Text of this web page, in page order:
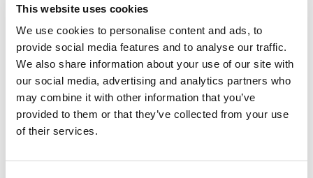
This website uses cookies
We use cookies to personalise content and ads, to
provide social media features and to analyse our traffic.
We also share information about your use of our site with
our social media, advertising and analytics partners who
may combine it with other information that you’ve
provided to them or that they’ve collected from your use
of their services.
Skip fungerer som mobile arbeids- og oppholdsmiljøer